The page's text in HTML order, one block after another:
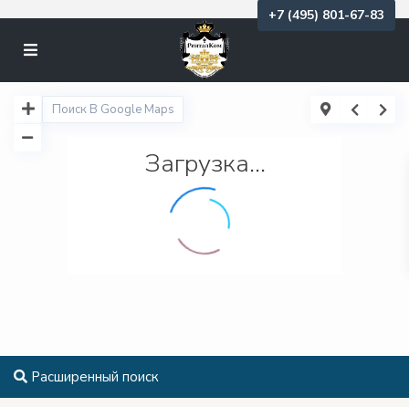
+7 (495) 801-67-83
Загрузка...
Расширенный поиск